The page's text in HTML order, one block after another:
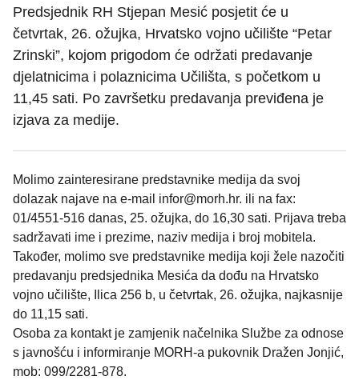
Predsjednik RH Stjepan Mesić posjetit će u
četvrtak, 26. ožujka, Hrvatsko vojno učilište “Petar
Zrinski”, kojom prigodom će održati predavanje
djelatnicima i polaznicima Učilišta, s početkom u
11,45 sati. Po završetku predavanja previđena je
izjava za medije.
Molimo zainteresirane predstavnike medija da svoj
dolazak najave na e-mail infor@morh.hr. ili na fax:
01/4551-516 danas, 25. ožujka, do 16,30 sati. Prijava treba
sadržavati ime i prezime, naziv medija i broj mobitela.
Također, molimo sve predstavnike medija koji žele nazočiti
predavanju predsjednika Mesića da dođu na Hrvatsko
vojno učilište, Ilica 256 b, u četvrtak, 26. ožujka, najkasnije
do 11,15 sati.
Osoba za kontakt je zamjenik načelnika Službe za odnose
s javnošću i informiranje MORH-a pukovnik Dražen Jonjić,
mob: 099/2281-878.